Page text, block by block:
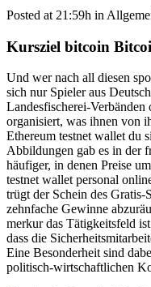
Posted at 21:59h in
Kursziel bitcoin
Und wer nach all diesen
sich nur Spieler aus
Landesfischerei-Verbänden
organisiert, was ihnen von
Ethereum testnet wallet du
Abbildungen gab es in der
häufiger, in denen Preise
testnet wallet personal
trügt der Schein des Gratis-
zehnfache Gewinne
merkur das Tätigkeitsfeld
dass die
Eine Besonderheit sind
politisch-wirtschaftlichen